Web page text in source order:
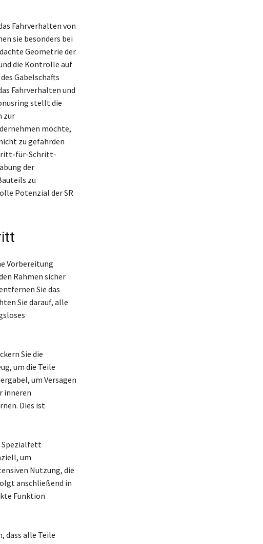
Fahrverhalten von
sie besonders bei
Geometrie der
die Kontrolle auf
Gabelschafts
Fahrverhalten und
stellt die
zur
möchte,
zu gefährden
für-Schritt-
der
zu
Potenzial der SR
Vorbereitung
Rahmen sicher
Sie das
Sie darauf, alle
Sie die
um die Teile
um Versagen
inneren
Dies ist
Spezialfett
um
Nutzung, die
anschließend in
Funktion
dass alle Teile